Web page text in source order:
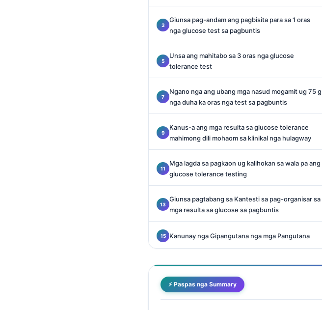
Giunsa pag-andam ang pagbisita para sa 1 oras
nga glucose test sa pagbuntis
Unsa ang mahitabo sa 3 oras nga glucose
tolerance test
Ngano nga ang ubang mga nasud mogamit ug 75 g
nga duha ka oras nga test sa pagbuntis
Kanus-a ang mga resulta sa glucose tolerance
mahimong dili mohaom sa klinikal nga hulagway
Mga lagda sa pagkaon ug kalihokan sa wala pa ang
glucose tolerance testing
Giunsa pagtabang sa Kantesti sa pag-organisar sa
mga resulta sa glucose sa pagbuntis
Kanunay nga Gipangutana nga mga Pangutana
⚡ Paspas nga Summary